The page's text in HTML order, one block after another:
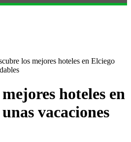
los mejores hoteles en Elciego
hoteles en
vacaciones